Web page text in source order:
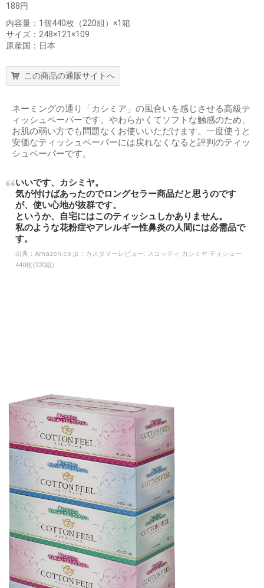
188円
内容量：1個440枚（220組）×1箱
サイズ：248×121×109
原産国：日本
この商品の通販サイトへ
ネーミングの通り「カシミア」の風合いを感じさせる高級テ
ィッシュペーパーです。やわらかくてソフトな触感のため、
お肌の弱い方でも問題なくお使いいただけます。一度使うと
安価なティッシュペーパーには戻れなくなると評判のティッ
シュペーパーです。
いいです、カシミヤ。
気が付けばあったのでロングセラー商品だと思うのです
が、使い心地が抜群です。
というか、自宅にはこのティッシュしかありません。
私のような花粉症やアレルギー性鼻炎の人間には必需品で
す。
出典： Amazon.co.jp：カスタマーレビュー: スコッティ カシミヤ ティシュー
440枚(220組)